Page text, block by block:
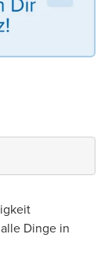
Dinge in